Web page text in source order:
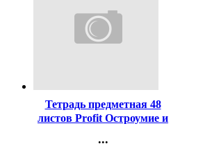
Тетрадь предметная 48
листов Profit Остроумие и
вариант арт.48-2408
...